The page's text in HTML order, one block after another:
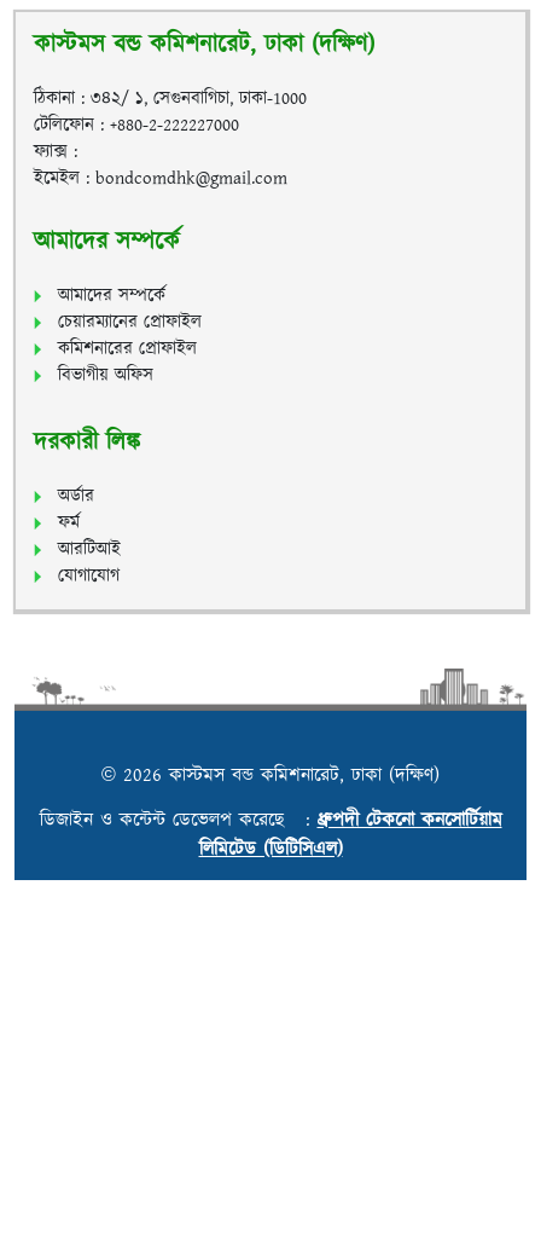
কাস্টমস বন্ড কমিশনারেট, ঢাকা (দক্ষিণ)
ঠিকানা : ৩৪২/ ১, সেগুনবাগিচা, ঢাকা-1000
টেলিফোন : +880-2-222227000
ফ্যাক্স :
ইমেইল : bondcomdhk@gmail.com
আমাদের সম্পর্কে
আমাদের সম্পর্কে
চেয়ারম্যানের প্রোফাইল
কমিশনারের প্রোফাইল
বিভাগীয় অফিস
দরকারী লিঙ্ক
অর্ডার
ফর্ম
আরটিআই
যোগাযোগ
© 2026 কাস্টমস বন্ড কমিশনারেট, ঢাকা (দক্ষিণ)
ডিজাইন ও কন্টেন্ট ডেভেলপ করেছে :ধ্রুপদী টেকনো কনসোর্টিয়াম
লিমিটেড (ডিটিসিএল)